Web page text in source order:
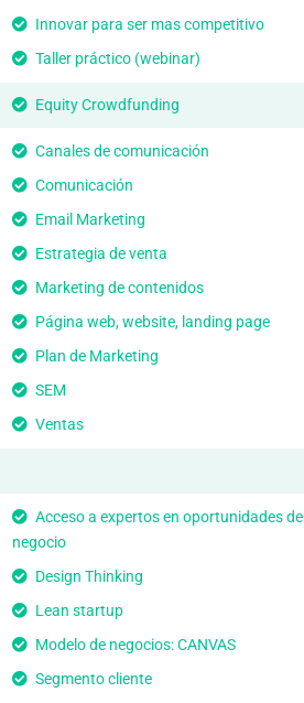
Innovar para ser mas competitivo
Taller práctico (webinar)
Equity Crowdfunding
Canales de comunicación
Comunicación
Email Marketing
Estrategia de venta
Marketing de contenidos
Página web, website, landing page
Plan de Marketing
SEM
Ventas
Acceso a expertos en oportunidades de
negocio
Design Thinking
Lean startup
Modelo de negocios: CANVAS
Segmento cliente